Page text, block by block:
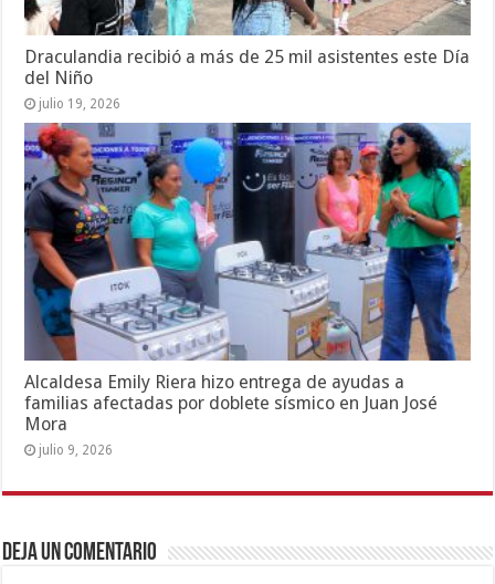
Draculandia recibió a más de 25 mil asistentes este Día
del Niño
julio 19, 2026
Alcaldesa Emily Riera hizo entrega de ayudas a
familias afectadas por doblete sísmico en Juan José
Mora
julio 9, 2026
Deja un comentario